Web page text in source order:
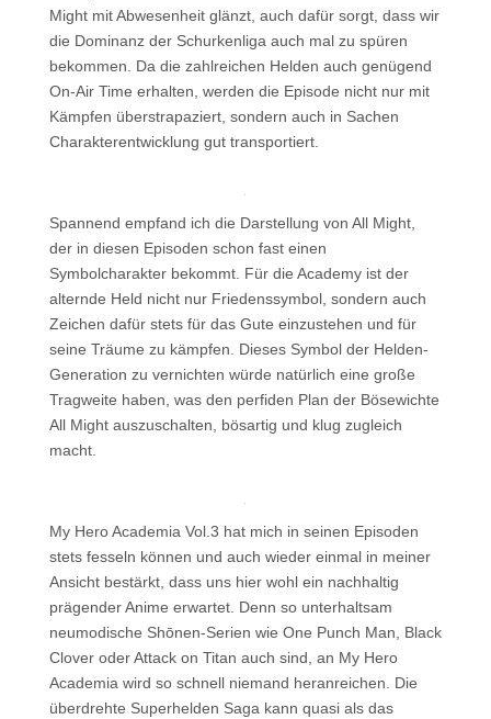
Might mit Abwesenheit glänzt, auch dafür sorgt, dass wir
die Dominanz der Schurkenliga auch mal zu spüren
bekommen. Da die zahlreichen Helden auch genügend
On-Air Time erhalten, werden die Episode nicht nur mit
Kämpfen überstrapaziert, sondern auch in Sachen
Charakterentwicklung gut transportiert.
Spannend empfand ich die Darstellung von All Might,
der in diesen Episoden schon fast einen
Symbolcharakter bekommt. Für die Academy ist der
alternde Held nicht nur Friedenssymbol, sondern auch
Zeichen dafür stets für das Gute einzustehen und für
seine Träume zu kämpfen. Dieses Symbol der Helden-
Generation zu vernichten würde natürlich eine große
Tragweite haben, was den perfiden Plan der Bösewichte
All Might auszuschalten, bösartig und klug zugleich
macht.
My Hero Academia Vol.3 hat mich in seinen Episoden
stets fesseln können und auch wieder einmal in meiner
Ansicht bestärkt, dass uns hier wohl ein nachhaltig
prägender Anime erwartet. Denn so unterhaltsam
neumodische Shōnen-Serien wie One Punch Man, Black
Clover oder Attack on Titan auch sind, an My Hero
Academia wird so schnell niemand heranreichen. Die
überdrehte Superhelden Saga kann quasi als das